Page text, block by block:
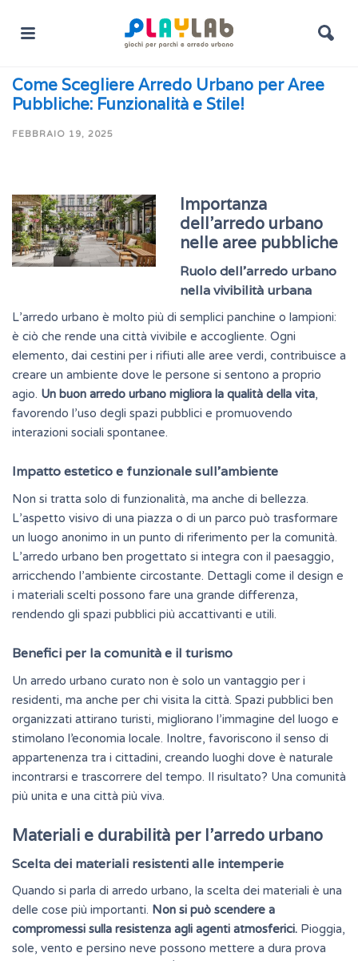
Come Scegliere Arredo Urbano per Aree
Pubbliche: Funzionalità e Stile!
FEBBRAIO 19, 2025
Importanza
dell’arredo urbano
nelle aree pubbliche
Ruolo dell’arredo urbano
nella vivibilità urbana
L’arredo urbano è molto più di semplici panchine o lampioni:
è ciò che rende una città vivibile e accogliente. Ogni
elemento, dai cestini per i rifiuti alle aree verdi, contribuisce a
creare un ambiente dove le persone si sentono a proprio
agio. Un buon arredo urbano migliora la qualità della vita,
favorendo l’uso degli spazi pubblici e promuovendo
interazioni sociali spontanee.
Impatto estetico e funzionale sull’ambiente
Non si tratta solo di funzionalità, ma anche di bellezza.
L’aspetto visivo di una piazza o di un parco può trasformare
un luogo anonimo in un punto di riferimento per la comunità.
L’arredo urbano ben progettato si integra con il paesaggio,
arricchendo l’ambiente circostante. Dettagli come il design e
i materiali scelti possono fare una grande differenza,
rendendo gli spazi pubblici più accattivanti e utili.
Benefici per la comunità e il turismo
Un arredo urbano curato non è solo un vantaggio per i
residenti, ma anche per chi visita la città. Spazi pubblici ben
organizzati attirano turisti, migliorano l’immagine del luogo e
stimolano l’economia locale. Inoltre, favoriscono il senso di
appartenenza tra i cittadini, creando luoghi dove è naturale
incontrarsi e trascorrere del tempo. Il risultato? Una comunità
più unita e una città più viva.
Materiali e durabilità per l’arredo urbano
Scelta dei materiali resistenti alle intemperie
Quando si parla di arredo urbano, la scelta dei materiali è una
delle cose più importanti. Non si può scendere a
compromessi sulla resistenza agli agenti atmosferici. Pioggia,
sole, vento e persino neve possono mettere a dura prova